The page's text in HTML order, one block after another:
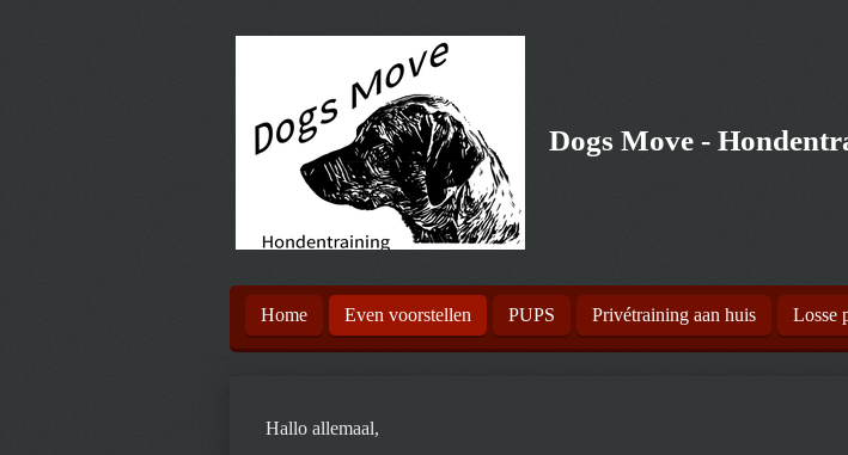
Dogs Move -
Home Even voorstellen PUPS Privétraining aan huis Losse
Hallo allemaal,